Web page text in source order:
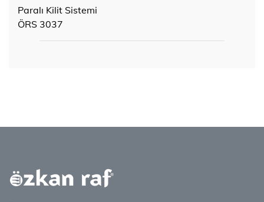
Paralı Kilit Sistemi
ÖRS 3037